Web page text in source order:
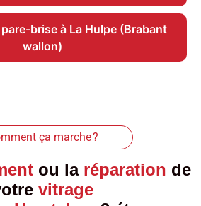
brise à La Hulpe (Brabant
wallon)
ça marche ?
ou la réparation de
vitrage